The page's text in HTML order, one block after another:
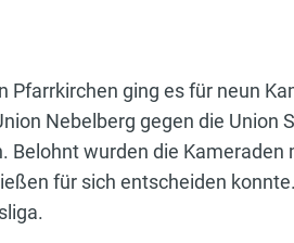
Pfarrkirchen ging es für neun
Nebelberg gegen die
Belohnt wurden die
für sich entscheiden